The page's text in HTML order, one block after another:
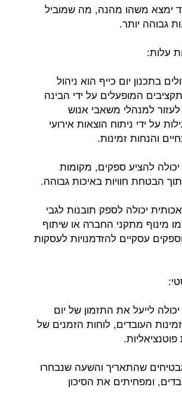
ימצא משהו מהנה, מה שמוביל
גבוהה יותר.
בתכנון יום כייף הוא ניהול
תקציבים המופעלים על ידי הבינה
למנהלי משאבי אנוש
על ידי ניתוח הוצאות אירועי
והנחות זמינות.
להציע ספקים, מקומות
תוך הבטחת חוויות באיכות גבוהה.
יכולה לספק תובנות לגבי
מינוף מתקני החברה או שיתוף
עסקיים להזדמנויות לעסקות
לייעל את התזמון של יום
זמינות העובדים, לוחות הזמנים של
שהתאריך והשעה שנבחרו
ומפחיתים את הסיכון